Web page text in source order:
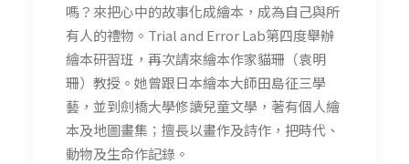
嗎？來把心中的故事化成繪本，成為自己與所
有人的禮物。Trial and Error Lab第四度舉辦
繪本研習班，再次請來繪本作家貓珊（袁明
珊）教授。她曾跟日本繪本大師田島征三學
藝，並到劍橋大學修讀兒童文學，著有個人繪
本及地圖畫集；擅長以畫作及詩作，把時代、
動物及生命作記錄。